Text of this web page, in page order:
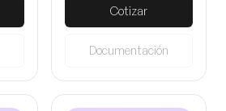
Cotizar
Documentación